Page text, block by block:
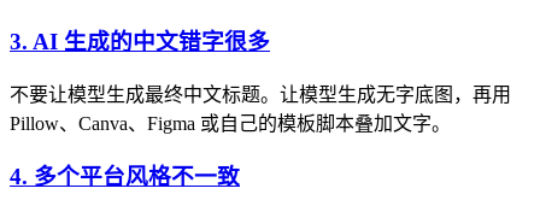
3. AI 生成的中文错字很多
不要让模型生成最终中文标题。让模型生成无字底图，再用
Pillow、Canva、Figma 或自己的模板脚本叠加文字。
4. 多个平台风格不一致